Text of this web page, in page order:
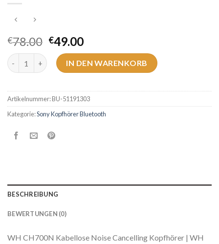
€78.00 €49.00
sony kopfhörer bluetooth Menge
IN DEN WARENKORB
Artikelnummer:BU-51191303
Kategorie:Sony Kopfhörer Bluetooth
BESCHREIBUNG
BEWERTUNGEN (0)
WH CH700N Kabellose Noise Cancelling Kopfhörer | WH